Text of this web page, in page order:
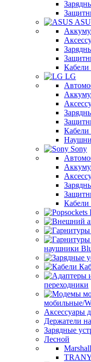
Кабели
LG
Кабели
Sony
Кабели
наушники
переходники
мобильные/
Аксессуары
Держатели
Зарядные
Лесной
Marshall